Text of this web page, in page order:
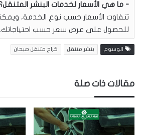
ما هي الأسعار لخدمات البنشر
تتفاوت الأسعار حسب نوع الخدمة،
للحصول على عرض سعر حسب احتياجاتك.
الوسوم بنشر متنقل كراج متنقل صبحان
مقالات ذات صلة